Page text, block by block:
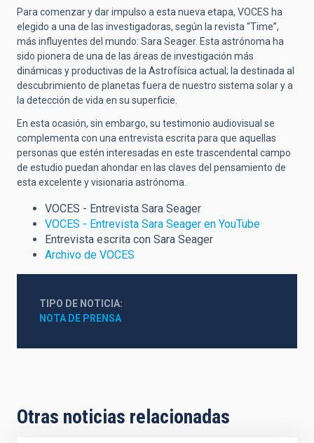
Para comenzar y dar impulso a esta nueva etapa, VOCES ha
elegido a una de las investigadoras, según la revista “Time”,
más influyentes del mundo: Sara Seager. Esta astrónoma ha
sido pionera de una de las áreas de investigación más
dinámicas y productivas de la Astrofísica actual; la destinada al
descubrimiento de planetas fuera de nuestro sistema solar y a
la detección de vida en su superficie.
En esta ocasión, sin embargo, su testimonio audiovisual se
complementa con una entrevista escrita para que aquellas
personas que estén interesadas en este trascendental campo
de estudio puedan ahondar en las claves del pensamiento de
esta excelente y visionaria astrónoma.
VOCES - Entrevista Sara Seager
VOCES - Entrevista Sara Seager en YouTube
Entrevista escrita con Sara Seager
Archivo de VOCES
TIPO DE NOTICIA
NOTA DE PRENSA
Otras noticias relacionadas